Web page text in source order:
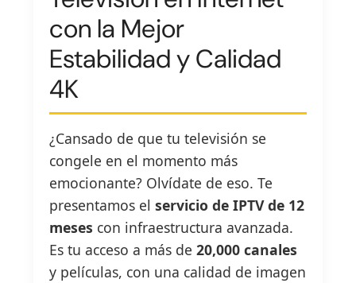
con la Mejor
Estabilidad y Calidad
4K
¿Cansado de que tu televisión se
congele en el momento más
emocionante? Olvídate de eso. Te
presentamos elservicio de IPTV de 12
meses con infraestructura avanzada.
Es tu acceso a más de20,000 canales
y películas, con una calidad de imagen